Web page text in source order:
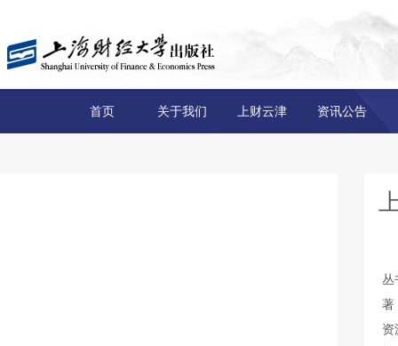
首页 关于我们 上财云津 资讯公告
丛
著
资